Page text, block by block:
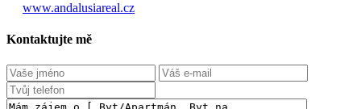
www.andalusiareal.cz
Kontaktujte mě